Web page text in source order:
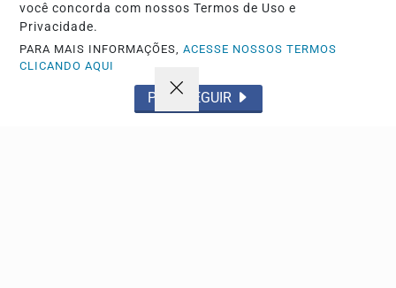
Pesquisar Notícia
você concorda com nossos Termos de Uso e
Privacidade.
PARA MAIS INFORMAÇÕES,ACESSE NOSSOS TERMOS
CLICANDO AQUI
PROSSEGUIR